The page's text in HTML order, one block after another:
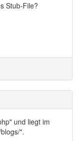
Stub-File?
und liegt im
".